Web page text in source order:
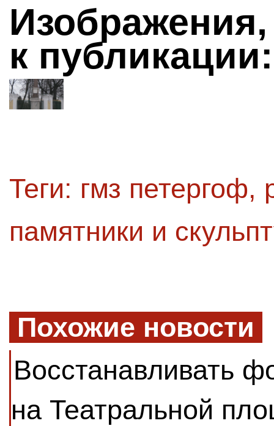
к публикации:
Теги: гмз петергоф,
памятники и
Похожие новости
Восстанавливать
на Театральной